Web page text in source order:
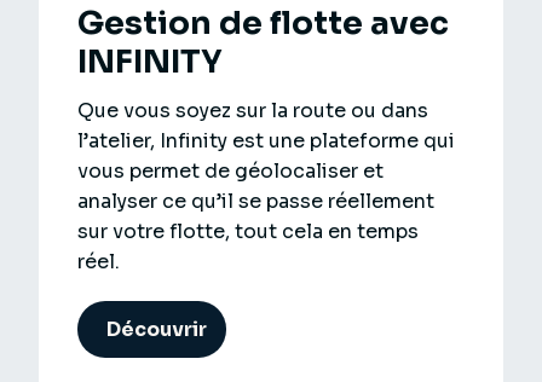
Gestion de flotte avec
INFINITY
Que vous soyez sur la route ou dans
l’atelier, Infinity est une plateforme qui
vous permet de géolocaliser et
analyser ce qu’il se passe réellement
sur votre flotte, tout cela en temps
réel.
Découvrir